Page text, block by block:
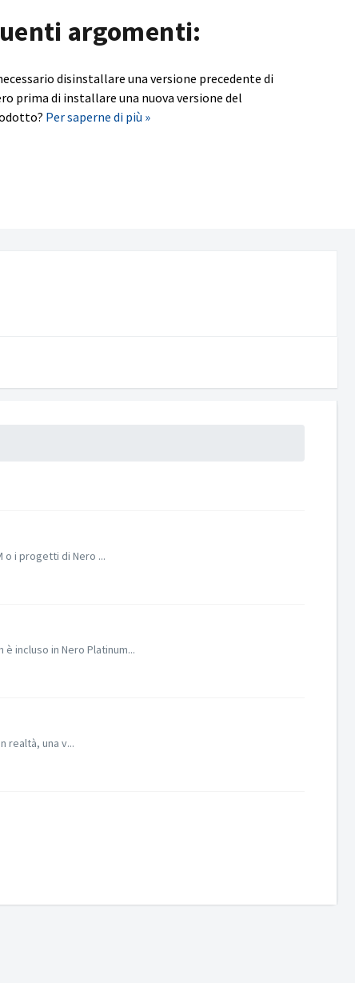
argomenti:
disinstallare una versione precedente di
prima di installare una nuova versione del
Per saperne di più »
o i progetti di Nero ...
incluso in Nero Platinum...
realtà, una v...